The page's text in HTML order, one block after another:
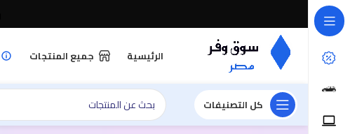
الرئيسية جميع المنتجات
كل التصنيفات